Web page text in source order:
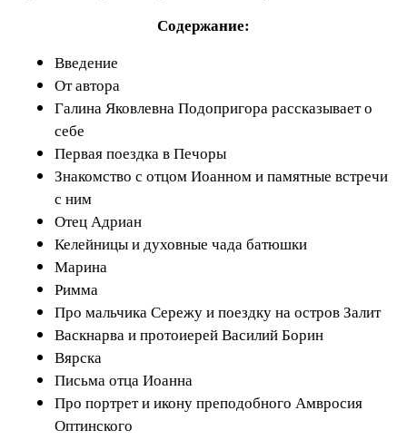
Содержание:
Введение
От автора
Галина Яковлевна Подопригора рассказывает о
себе
Первая поездка в Печоры
Знакомство с отцом Иоанном и памятные встречи
с ним
Отец Адриан
Келейницы и духовные чада батюшки
Марина
Римма
Про мальчика Сережу и поездку на остров Залит
Васкнарва и протоиерей Василий Борин
Вярска
Письма отца Иоанна
Про портрет и икону преподобного Амвросия
Оптинского